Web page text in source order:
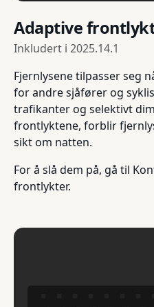
Adaptive
Inkludert i 2025.14.1
Fjernlysene tilpasser seg
for andre sjåfører og
trafikanter og selektivt
frontlyktene, forblir
sikt om natten.
For å slå dem på, gå til
frontlykter.